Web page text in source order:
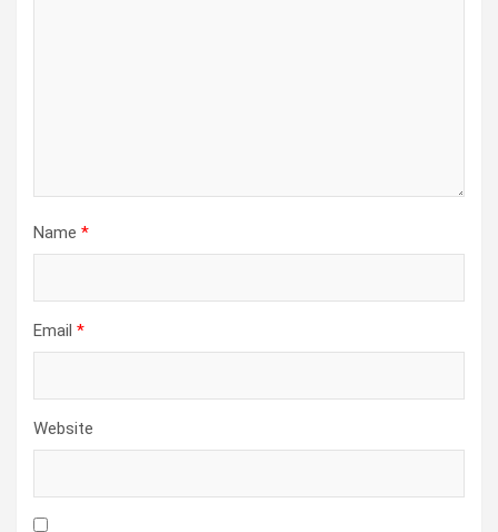
Name *
Email *
Website